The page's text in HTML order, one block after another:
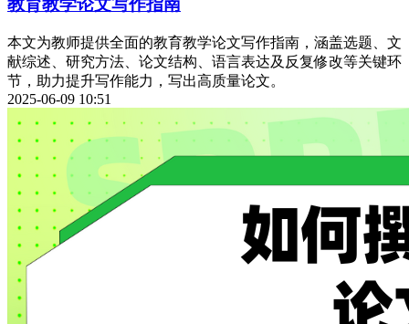
教育教学论文写作指南
本文为教师提供全面的教育教学论文写作指南，涵盖选题、文
献综述、研究方法、论文结构、语言表达及反复修改等关键环
节，助力提升写作能力，写出高质量论文。
2025-06-09 10:51